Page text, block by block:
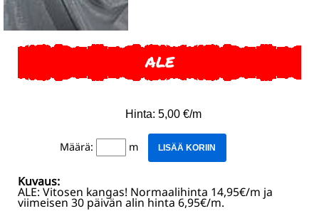
ALE
Hinta: 5,00 €/m
Määrä: m LISÄÄ KORIIN
Kuvaus:
ALE: Vitosen kangas! Normaalihinta 14,95€/m ja
viimeisen 30 päivän alin hinta 6,95€/m.